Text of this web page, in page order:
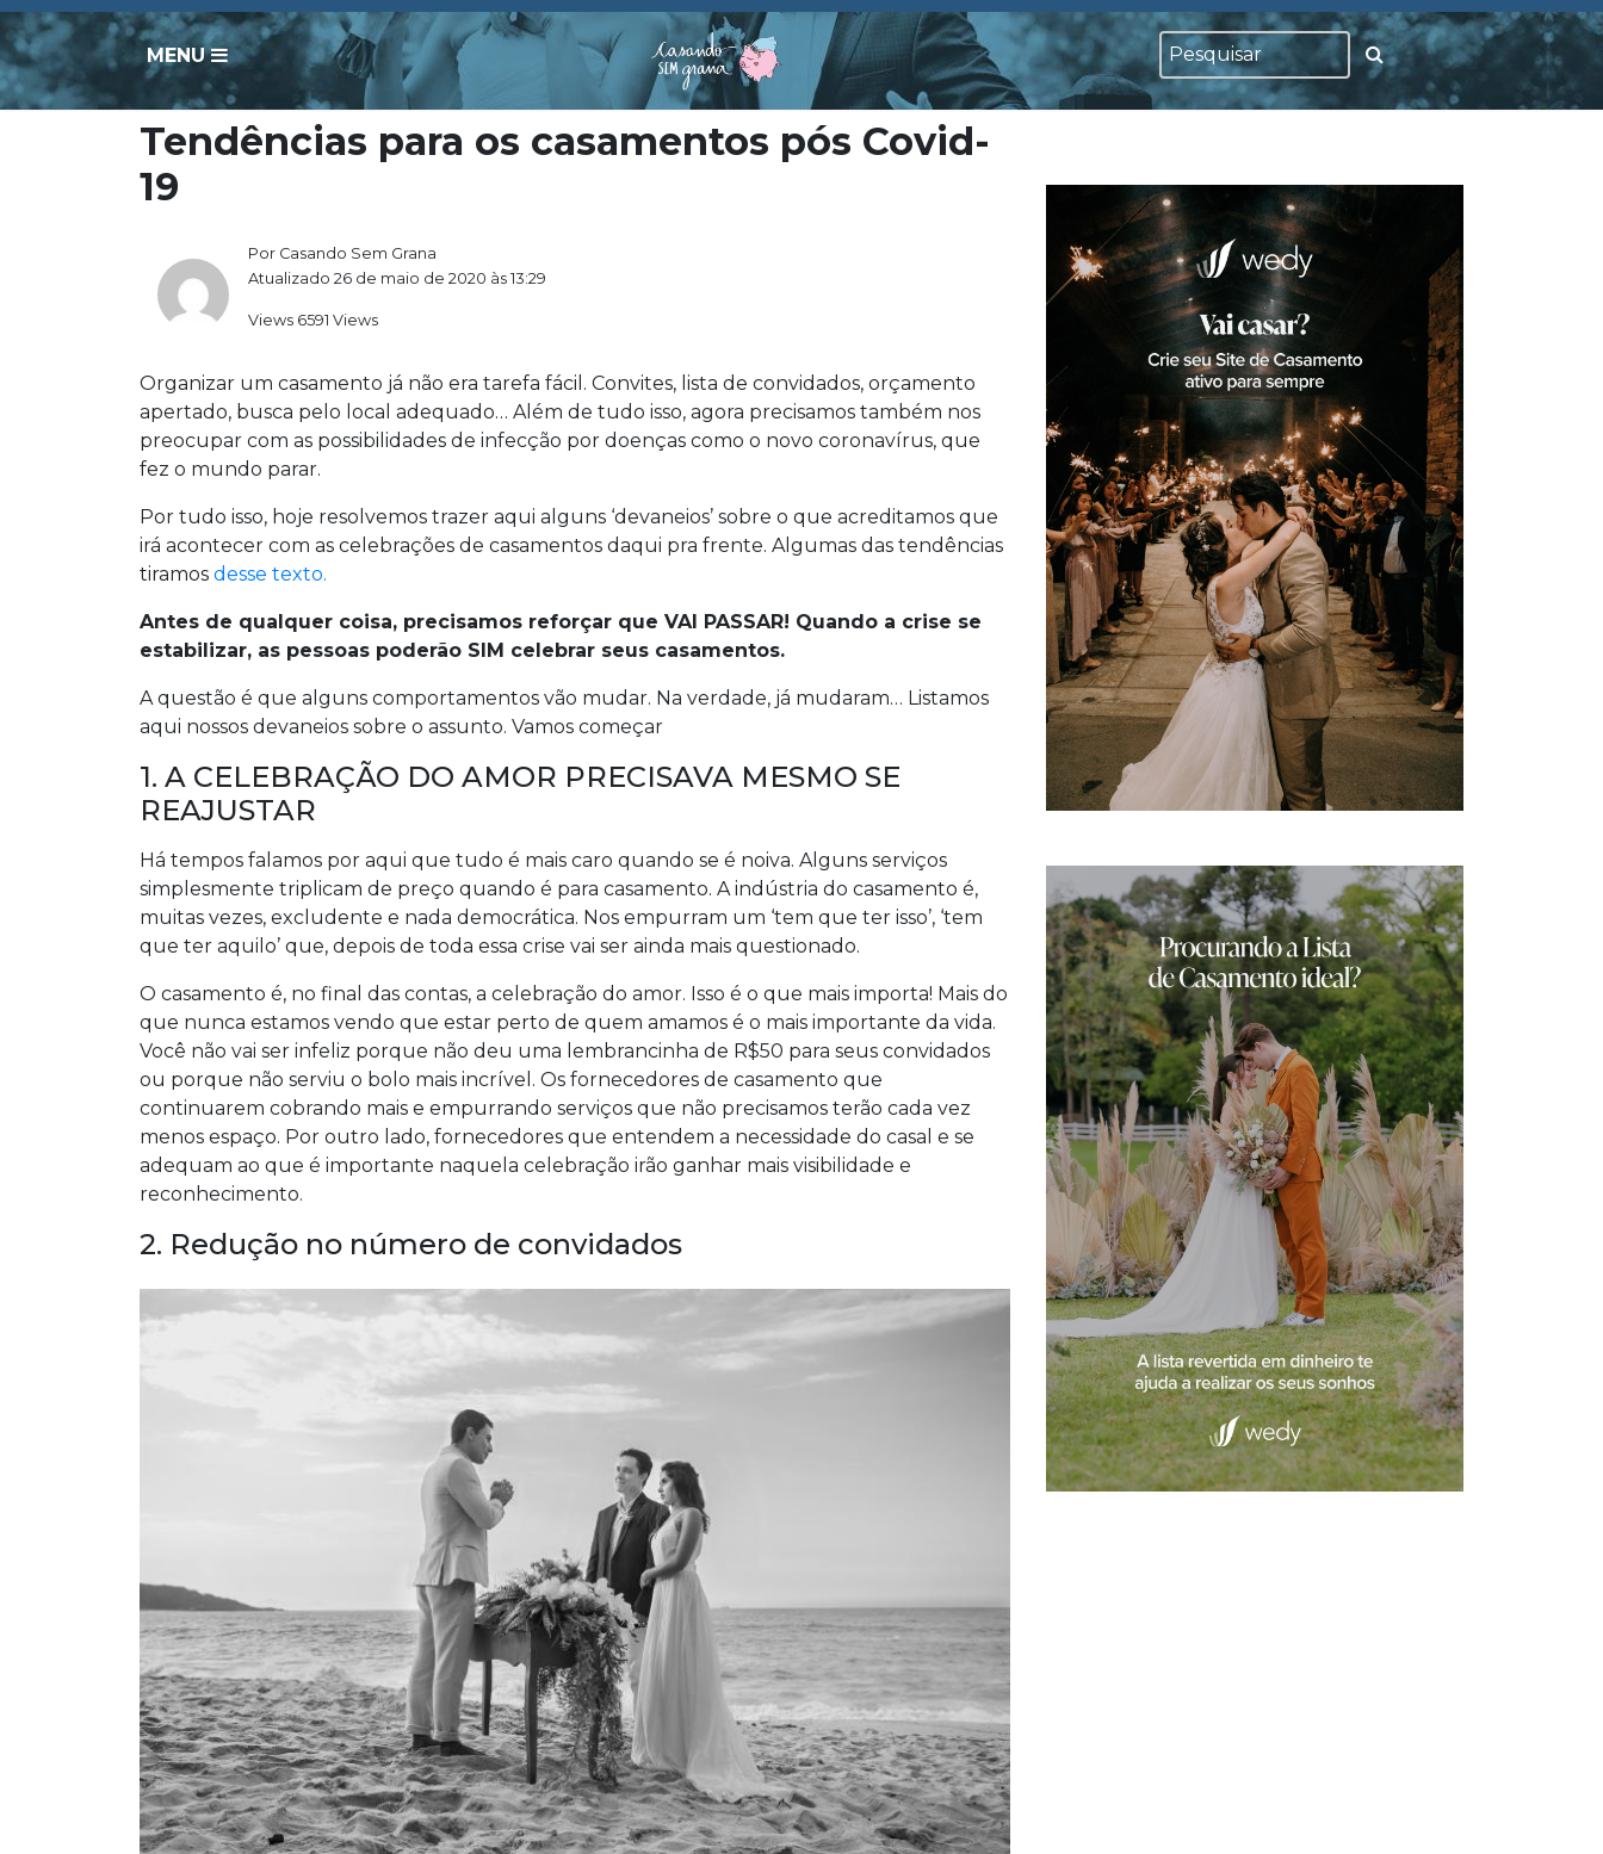
MENU
Tendências para os casamentos pós Covid-
19
Por Casando Sem Grana
Atualizado 26 de maio de 2020 às 13:29
Views 6591 Views
Organizar um casamento já não era tarefa fácil. Convites, lista de convidados, orçamento
apertado, busca pelo local adequado… Além de tudo isso, agora precisamos também nos
preocupar com as possibilidades de infecção por doenças como o novo coronavírus, que
fez o mundo parar.
Por tudo isso, hoje resolvemos trazer aqui alguns ‘devaneios’ sobre o que acreditamos que
irá acontecer com as celebrações de casamentos daqui pra frente. Algumas das tendências
tiramos desse texto.
Antes de qualquer coisa, precisamos reforçar que VAI PASSAR! Quando a crise se
estabilizar, as pessoas poderão SIM celebrar seus casamentos.
A questão é que alguns comportamentos vão mudar. Na verdade, já mudaram… Listamos
aqui nossos devaneios sobre o assunto. Vamos começar
1. A CELEBRAÇÃO DO AMOR PRECISAVA MESMO SE
REAJUSTAR
Há tempos falamos por aqui que tudo é mais caro quando se é noiva. Alguns serviços
simplesmente triplicam de preço quando é para casamento. A indústria do casamento é,
muitas vezes, excludente e nada democrática. Nos empurram um ‘tem que ter isso’, ‘tem
que ter aquilo’ que, depois de toda essa crise vai ser ainda mais questionado.
O casamento é, no final das contas, a celebração do amor. Isso é o que mais importa! Mais do
que nunca estamos vendo que estar perto de quem amamos é o mais importante da vida.
Você não vai ser infeliz porque não deu uma lembrancinha de R$50 para seus convidados
ou porque não serviu o bolo mais incrível. Os fornecedores de casamento que
continuarem cobrando mais e empurrando serviços que não precisamos terão cada vez
menos espaço. Por outro lado, fornecedores que entendem a necessidade do casal e se
adequam ao que é importante naquela celebração irão ganhar mais visibilidade e
reconhecimento.
2. Redução no número de convidados